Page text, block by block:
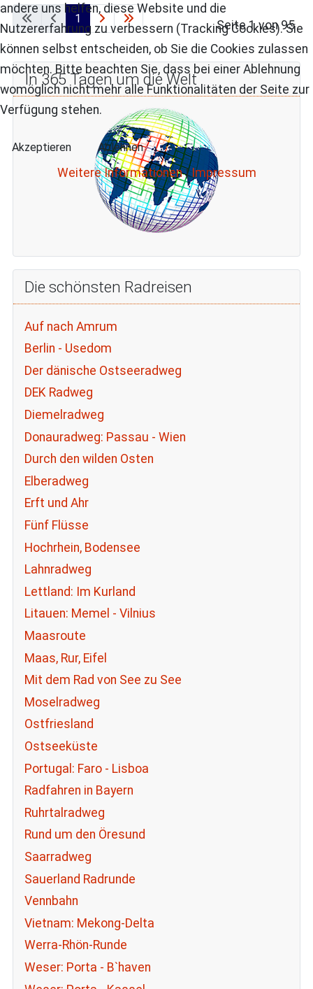
Seite 1 von 95
1
In 365 Tagen um die Welt
Die schönsten Radreisen
Auf nach Amrum
Berlin - Usedom
Der dänische Ostseeradweg
DEK Radweg
Diemelradweg
Donauradweg: Passau - Wien
Durch den wilden Osten
Elberadweg
Erft und Ahr
Fünf Flüsse
Hochrhein, Bodensee
Lahnradweg
Lettland: Im Kurland
Litauen: Memel - Vilnius
Maasroute
Maas, Rur, Eifel
Mit dem Rad von See zu See
Moselradweg
Ostfriesland
Ostseeküste
Portugal: Faro - Lisboa
Radfahren in Bayern
Ruhrtalradweg
Rund um den Öresund
Saarradweg
Sauerland Radrunde
Vennbahn
Vietnam: Mekong-Delta
Werra-Rhön-Runde
Weser: Porta - B`haven
andere uns helfen, diese Website und die
Nutzererfahrung zu verbessern (Tracking Cookies). Sie
können selbst entscheiden, ob Sie die Cookies zulassen
möchten. Bitte beachten Sie, dass bei einer Ablehnung
womöglich nicht mehr alle Funktionalitäten der Seite zur
Verfügung stehen.
Akzeptieren Ablehnen
Weitere Informationen|Impressum